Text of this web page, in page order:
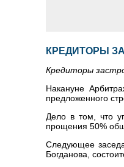
КРЕДИТОРЫ
Кредиторы
Накануне
предложенного
Дело в том, что
прощения 50%
Следующее
Богданова,